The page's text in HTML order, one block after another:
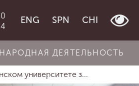
ENG SPN CHI
ДЕЯТЕЛЬНОСТЬ
университете з...